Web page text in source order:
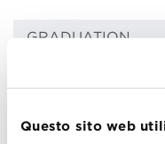
Questo sito web
GRADUATION
LOCATION